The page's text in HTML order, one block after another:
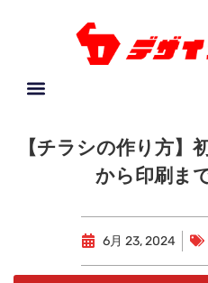
【チラシの作り方】
から印刷ま
6月 23, 2024